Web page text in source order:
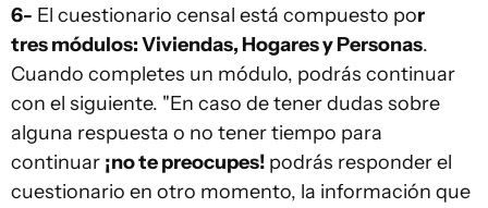
6- El cuestionario censal está compuesto por
tres módulos: Viviendas, Hogares y Personas.
Cuando completes un módulo, podrás continuar
con el siguiente. "En caso de tener dudas sobre
alguna respuesta o no tener tiempo para
continuar ¡no te preocupes! podrás responder el
cuestionario en otro momento, la información que